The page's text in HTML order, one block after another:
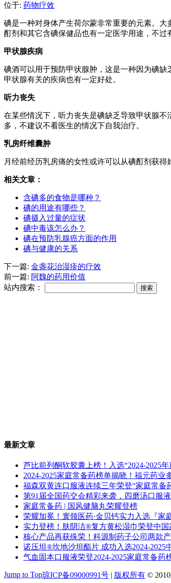
位于: 药物疗效
碘是一种对身体产生荷尔蒙非常重要的元素。
酊剂和其它含碘保健品也有一定医学用途，不
甲状腺疾病
碘酒可以用于预防甲状腺肿，这是一种因为碘
甲状腺有关的疾病也有一定好处。
听力丧失
在某些情况下，听力丧失是碘缺乏导致甲状腺
多，不建议不看医生的情况下自我治疗。
乳房纤维囊肿
月经前经历乳房痛的女性或许可以从碘酊剂获
相关文章：
含碘多的食物是哪种？
碘的用途有哪些？
碘摄入过量的症状
碘中毒该怎么办？
碘在预防乳腺癌方面的作用
碘与健康的关系
下一篇: 金盏花治湿疹的疗效
前一篇: 阿魏的药用价值
站内搜索：
最新文章
芦比前列酮软胶囊上榜！入选“2024-2025
2024-2025家庭常备药榜单揭晓！福元药业
福森双黄连口服液连续三年荣登“家庭常备
第91届全国药交会精彩来袭，四磨汤口服
家庭常备药 | 国风健脑丸荣耀登榜
荣耀加冕！寰领医药·金贝钙实力入选『家
实力登榜！肤阴洁®复方黄松湿巾荣登中国
核心产品再获殊荣！科源制药子公司两款
诺压坦®坎地沙坦酯片 成功入选2024-2025
气血固本口服液荣登2024-2025家庭常备药
Jump to Top琼ICP备09000991号 | 版权所有 © 2010